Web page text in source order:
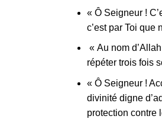
« Ô Seigneur !
c’est par Toi que
« Au nom
répéter trois fois
« Ô Seigneur !
divinité digne
protection contre